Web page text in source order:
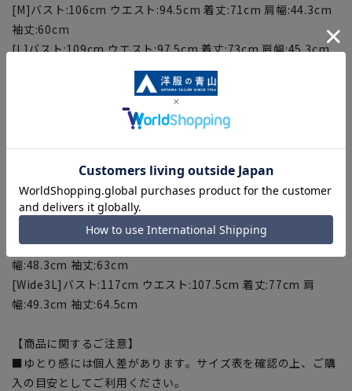
[M]バスト:106cm ウエスト:94.5cm 着丈:71cm 肩幅:44.3cm
袖丈:60cm
[L]バスト:109cm ウエスト:97.5cm 着丈:73cm 肩幅:45.3cm
[LL]バスト:112cm ウエスト:100.5cm 着丈:75cm 肩幅
[WideS]バスト:105cm ウエスト:95.5cm 着丈:69cm 肩
幅:45.3cm 袖丈:58.5cm
[WideM]バスト:108cm ウエスト:98.5cm 着丈:71cm 肩
幅:46.3cm 袖丈:60cm
[WideL]バスト:111cm ウエスト:101.5cm 着丈:73cm 肩
幅:47.3cm 袖丈:61.5cm
[WideLL]バスト:114cm ウエスト:104.5cm 着丈:75cm 肩
幅:48.3cm 袖丈:63cm
[Wide3L]バスト:117cm ウエスト:107.5cm 着丈:77cm 肩
幅:49.3cm 袖丈:64.5cm
【商品に関するご注意】
■ゆとり感には個人差があります。サイズ表を確認の上、ご購
入の目安としてご利用ください。